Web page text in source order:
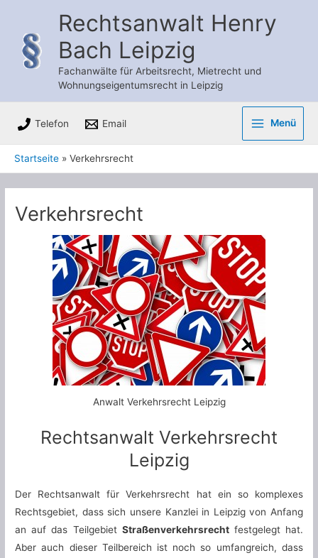
springen
Rechtsanwalt Henry
Bach Leipzig
Fachanwälte für Arbeitsrecht, Mietrecht und
Wohnungseigentumsrecht in Leipzig
Telefon Email
Main
Menü
Startseite Verkehrsrecht
Verkehrsrecht
Anwalt Verkehrsrecht Leipzig
Rechtsanwalt Verkehrsrecht
Leipzig
Der Rechtsanwalt für Verkehrsrecht hat ein so komplexes
Rechtsgebiet, dass sich unsere Kanzlei in Leipzig von Anfang
an auf das Teilgebiet Straßenverkehrsrechtfestgelegt hat.
Aber auch dieser Teilbereich ist noch so umfangreich, dass